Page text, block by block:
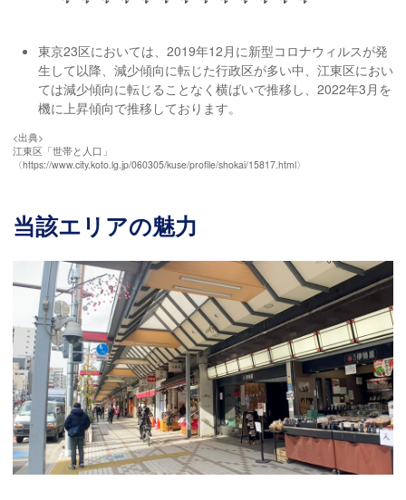
東京23区においては、2019年12月に新型コロナウィルスが発
生して以降、減少傾向に転じた行政区が多い中、江東区におい
ては減少傾向に転じることなく横ばいで推移し、2022年3月を
機に上昇傾向で推移しております。
<出典>
江東区「世帯と人口」
〈https://www.city.koto.lg.jp/060305/kuse/profile/shokai/15817.html〉
当該エリアの魅力